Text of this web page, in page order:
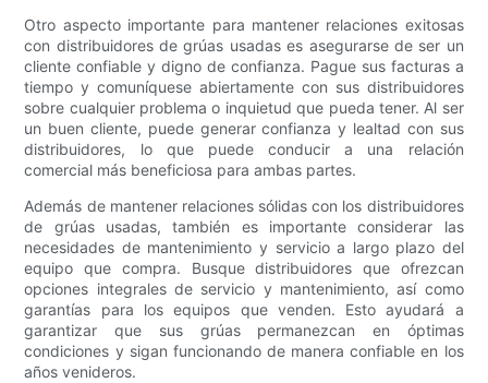
Otro aspecto importante para mantener relaciones exitosas
con distribuidores de grúas usadas es asegurarse de ser un
cliente confiable y digno de confianza. Pague sus facturas a
tiempo y comuníquese abiertamente con sus distribuidores
sobre cualquier problema o inquietud que pueda tener. Al ser
un buen cliente, puede generar confianza y lealtad con sus
distribuidores, lo que puede conducir a una relación
comercial más beneficiosa para ambas partes.
Además de mantener relaciones sólidas con los distribuidores
de grúas usadas, también es importante considerar las
necesidades de mantenimiento y servicio a largo plazo del
equipo que compra. Busque distribuidores que ofrezcan
opciones integrales de servicio y mantenimiento, así como
garantías para los equipos que venden. Esto ayudará a
garantizar que sus grúas permanezcan en óptimas
condiciones y sigan funcionando de manera confiable en los
años venideros.